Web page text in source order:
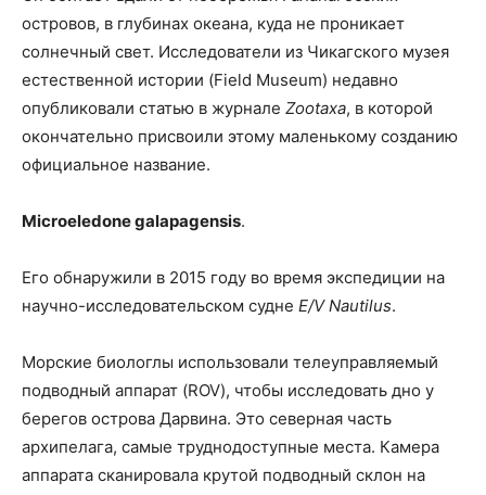
островов, в глубинах океана, куда не проникает
солнечный свет. Исследователи из Чикагского музея
естественной истории (Field Museum) недавно
опубликовали статью в журнале Zootaxa, в которой
окончательно присвоили этому маленькому созданию
официальное название.
Microeledone galapagensis.
Его обнаружили в 2015 году во время экспедиции на
научно-исследовательском судне E/V Nautilus.
Морские биологлы использовали телеуправляемый
подводный аппарат (ROV), чтобы исследовать дно у
берегов острова Дарвина. Это северная часть
архипелага, самые труднодоступные места. Камера
аппарата сканировала крутой подводный склон на